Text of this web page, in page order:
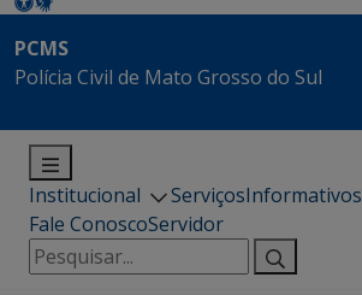
PCMS
Polícia Civil de Mato Grosso do Sul
Institucional ServiçosInformativos
Fale ConoscoServidor
Pesquisar
por: